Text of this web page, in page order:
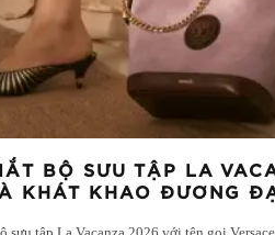
BỘ SƯU TẬP LA
KHÁT KHAO ĐƯƠNG